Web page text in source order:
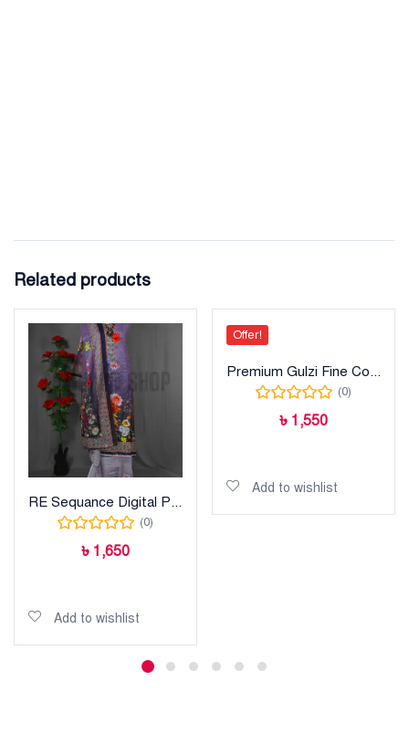
Related products
RE Sequance Digital Printed Lawn
(0)
৳ 1,650
Add to wishlist
Offer!
Premium Gulzi Fine Cotton
(0)
৳ 1,550
Add to wishlist